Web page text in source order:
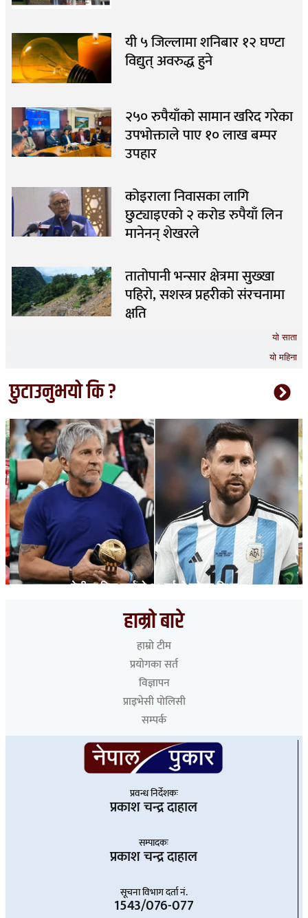
यो साता
यो महिना
यी ५ जिल्लामा शनिबार १२ घण्टा
विद्युत् अवरुद्ध हुने
२५० रुपैयाँको सामान खरिद गरेका
उपभोक्ताले पाए १० लाख बम्पर
उपहार
कोइराला निवासका लागि
छुट्याइएको २ करोड रुपैयाँ लिन
मानेनन् शेखरले
तातोपानी भन्सार क्षेत्रमा सुख्खा
पहिरो, सशस्त्र प्रहरीको संरचनामा
क्षति
छुटाउनुभयो कि ?
मेसीका पिता जर्जको ६८ वर्षको उमेरमा निधन
हाम्रो बारे
हाम्रो टीम
प्रयोगका सर्त
विज्ञापन
प्राइभेसी पोलिसी
सम्पर्क
प्रवन्ध निर्देशकः
प्रकाश चन्द्र दाहाल
सम्पादकः
प्रकाश चन्द्र दाहाल
सूचना विभाग दर्ता नं.
1543/076-077